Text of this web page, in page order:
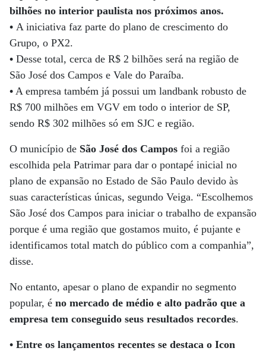
bilhões no interior paulista nos próximos anos.
• A iniciativa faz parte do plano de crescimento do
Grupo, o PX2.
• Desse total, cerca de R$ 2 bilhões será na região de
São José dos Campos e Vale do Paraíba.
• A empresa também já possui um landbank robusto de
R$ 700 milhões em VGV em todo o interior de SP,
sendo R$ 302 milhões só em SJC e região.
O município de São José dos Campos foi a região
escolhida pela Patrimar para dar o pontapé inicial no
plano de expansão no Estado de São Paulo devido às
suas características únicas, segundo Veiga. “Escolhemos
São José dos Campos para iniciar o trabalho de expansão
porque é uma região que gostamos muito, é pujante e
identificamos total match do público com a companhia”,
disse.
No entanto, apesar o plano de expandir no segmento
popular, é no mercado de médio e alto padrão que a
empresa tem conseguido seus resultados recordes.
• Entre os lançamentos recentes se destaca o Icon